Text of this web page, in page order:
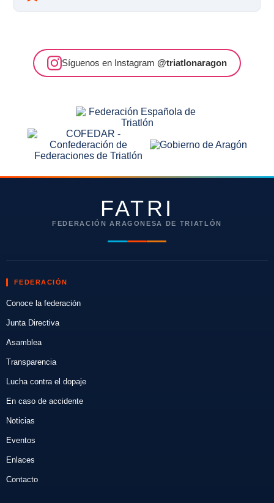
Síguenos en Instagram @triatlonaragon
FATRI
FEDERACIÓN ARAGONESA DE TRIATLÓN
FEDERACIÓN
Conoce la federación
Junta Directiva
Asamblea
Transparencia
Lucha contra el dopaje
En caso de accidente
Noticias
Eventos
Enlaces
Contacto